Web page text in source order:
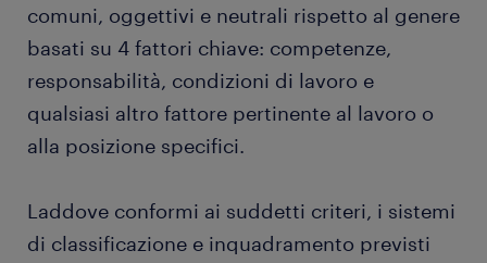
comuni, oggettivi e neutrali rispetto al genere
basati su 4 fattori chiave: competenze,
responsabilità, condizioni di lavoro e
qualsiasi altro fattore pertinente al lavoro o
alla posizione specifici.
Laddove conformi ai suddetti criteri, i sistemi
di classificazione e inquadramento previsti